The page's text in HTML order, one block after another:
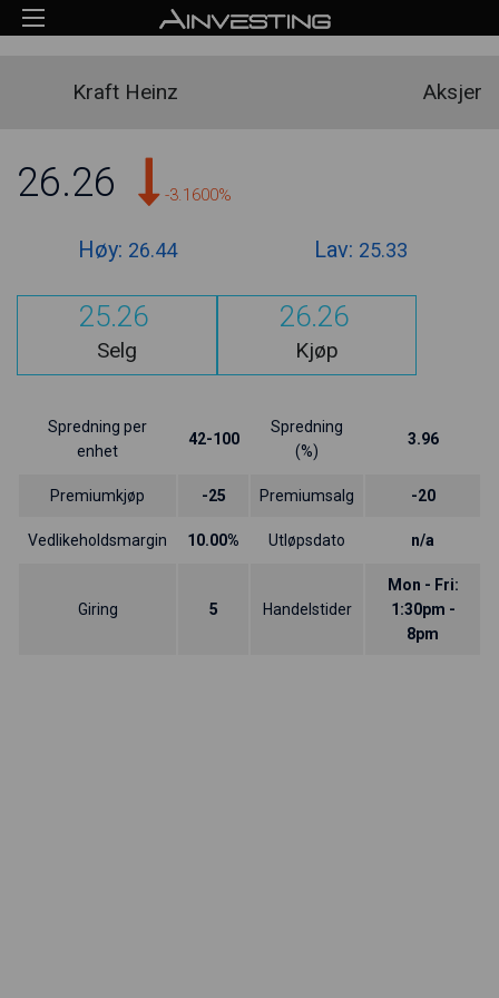
Kraft Heinz Aksjer
26.26 -3.1600%
Høy: 26.44 Lav: 25.33
25.26
Selg
26.26
Kjøp
Spredning per
enhet
42-100
Spredning
(%)
3.96
Premiumkjøp -25 Premiumsalg -20
Vedlikeholdsmargin 10.00% Utløpsdato n/a
Giring 5 Handelstider
Mon - Fri:
1:30pm -
8pm